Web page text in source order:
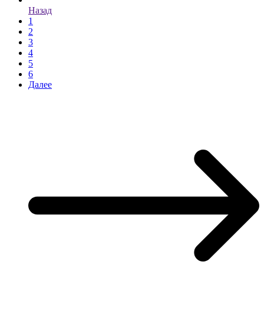
Назад
1
2
3
4
5
6
Далее